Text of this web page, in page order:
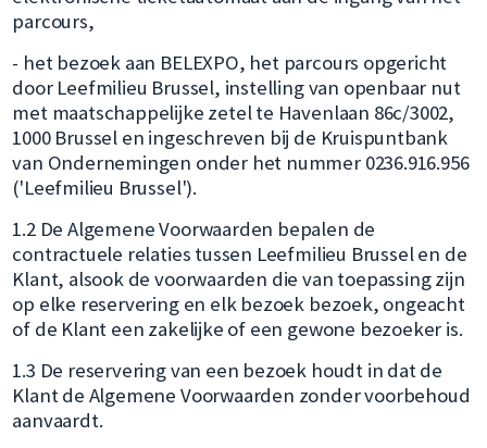
parcours,
- het bezoek aan BELEXPO, het parcours opgericht
door Leefmilieu Brussel, instelling van openbaar nut
met maatschappelijke zetel te Havenlaan 86c/3002,
1000 Brussel en ingeschreven bij de Kruispuntbank
van Ondernemingen onder het nummer 0236.916.956
('Leefmilieu Brussel').
1.2 De Algemene Voorwaarden bepalen de
contractuele relaties tussen Leefmilieu Brussel en de
Klant, alsook de voorwaarden die van toepassing zijn
op elke reservering en elk bezoek bezoek, ongeacht
of de Klant een zakelijke of een gewone bezoeker is.
1.3 De reservering van een bezoek houdt in dat de
Klant de Algemene Voorwaarden zonder voorbehoud
aanvaardt.